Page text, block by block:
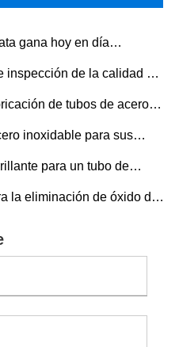
gana hoy en día
real?
inspección de la calidad de
inoxidable 304
de tubos de acero
inoxidable para sus
para un tubo de
la eliminación de óxido de